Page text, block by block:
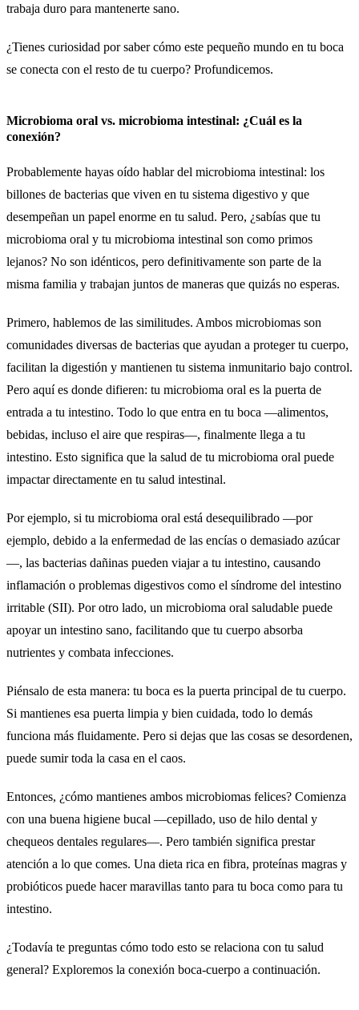
trabaja duro para mantenerte sano.
¿Tienes curiosidad por saber cómo este pequeño mundo en tu boca
se conecta con el resto de tu cuerpo? Profundicemos.
Microbioma oral vs. microbioma intestinal: ¿Cuál es la
conexión?
Probablemente hayas oído hablar del microbioma intestinal: los
billones de bacterias que viven en tu sistema digestivo y que
desempeñan un papel enorme en tu salud. Pero, ¿sabías que tu
microbioma oral y tu microbioma intestinal son como primos
lejanos? No son idénticos, pero definitivamente son parte de la
misma familia y trabajan juntos de maneras que quizás no esperas.
Primero, hablemos de las similitudes. Ambos microbiomas son
comunidades diversas de bacterias que ayudan a proteger tu cuerpo,
facilitan la digestión y mantienen tu sistema inmunitario bajo control.
Pero aquí es donde difieren: tu microbioma oral es la puerta de
entrada a tu intestino. Todo lo que entra en tu boca —alimentos,
bebidas, incluso el aire que respiras—, finalmente llega a tu
intestino. Esto significa que la salud de tu microbioma oral puede
impactar directamente en tu salud intestinal.
Por ejemplo, si tu microbioma oral está desequilibrado —por
ejemplo, debido a la enfermedad de las encías o demasiado azúcar
—, las bacterias dañinas pueden viajar a tu intestino, causando
inflamación o problemas digestivos como el síndrome del intestino
irritable (SII). Por otro lado, un microbioma oral saludable puede
apoyar un intestino sano, facilitando que tu cuerpo absorba
nutrientes y combata infecciones.
Piénsalo de esta manera: tu boca es la puerta principal de tu cuerpo.
Si mantienes esa puerta limpia y bien cuidada, todo lo demás
funciona más fluidamente. Pero si dejas que las cosas se desordenen,
puede sumir toda la casa en el caos.
Entonces, ¿cómo mantienes ambos microbiomas felices? Comienza
con una buena higiene bucal —cepillado, uso de hilo dental y
chequeos dentales regulares—. Pero también significa prestar
atención a lo que comes. Una dieta rica en fibra, proteínas magras y
probióticos puede hacer maravillas tanto para tu boca como para tu
intestino.
¿Todavía te preguntas cómo todo esto se relaciona con tu salud
general? Exploremos la conexión boca-cuerpo a continuación.